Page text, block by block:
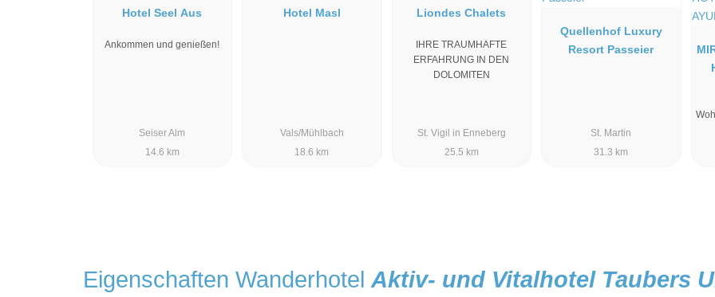
Hotel Seel Aus
Ankommen und genießen!
Seiser Alm
14.6 km
Hotel Masl
Vals/Mühlbach
18.6 km
Liondes Chalets
IHRE TRAUMHAFTE
ERFAHRUNG IN DEN
DOLOMITEN
St. Vigil in Enneberg
25.5 km
Quellenhof Luxury
Resort Passeier
St. Martin
31.3 km
Eigenschaften Wanderhotel Aktiv- und Vitalhotel Taubers